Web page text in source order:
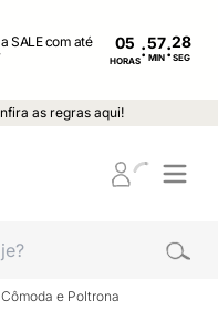
SALE com até
05
HORAS: MIN : SEG
as regras aqui!
e Poltrona